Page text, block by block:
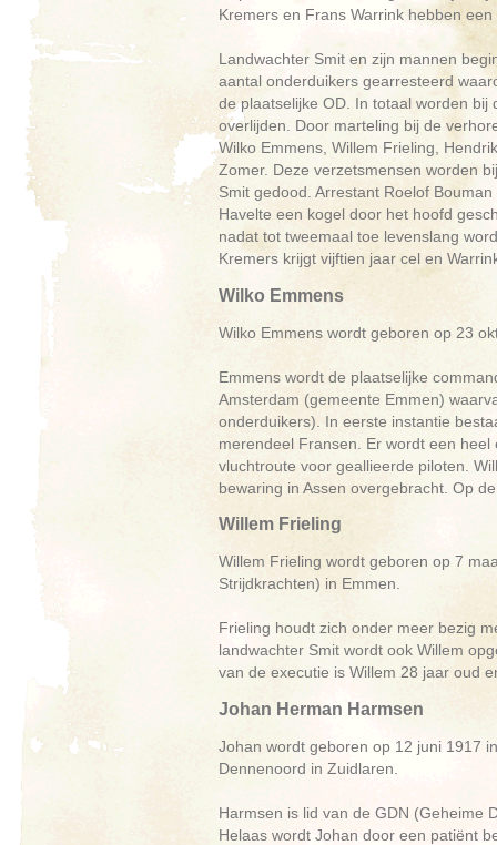
Kremers en Frans Warrink hebben
Landwachter Smit en zijn mannen
aantal onderduikers gearresteerd
de plaatselijke OD. In totaal worden
overlijden. Door marteling bij de
Wilko Emmens, Willem Frieling,
Zomer. Deze verzetsmensen worden
Smit gedood. Arrestant Roelof
Havelte een kogel door het hoofd
nadat tot tweemaal toe levenslang
Kremers krijgt vijftien jaar cel en
Wilko Emmens
Wilko Emmens wordt geboren op 23
Emmens wordt de plaatselijke
Amsterdam (gemeente Emmen)
onderduikers). In eerste instantie
merendeel Fransen. Er wordt een
vluchtroute voor geallieerde piloten.
bewaring in Assen overgebracht. Op
Willem Frieling
Willem Frieling wordt geboren op 7
Strijdkrachten) in Emmen.
Frieling houdt zich onder meer bezig
landwachter Smit wordt ook Willem
van de executie is Willem 28 jaar oud
Johan Herman Harmsen
Johan wordt geboren op 12 juni 1917
Dennenoord in Zuidlaren.
Harmsen is lid van de GDN (Geheime
Helaas wordt Johan door een patiënt